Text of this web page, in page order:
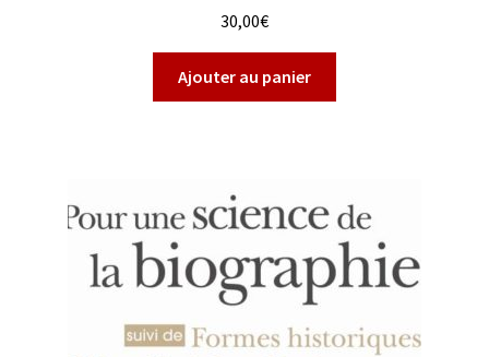
30,00€
Ajouter au panier